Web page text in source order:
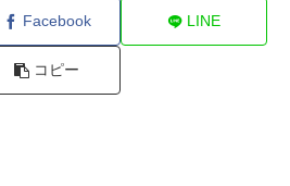
Facebook LINE
コピー